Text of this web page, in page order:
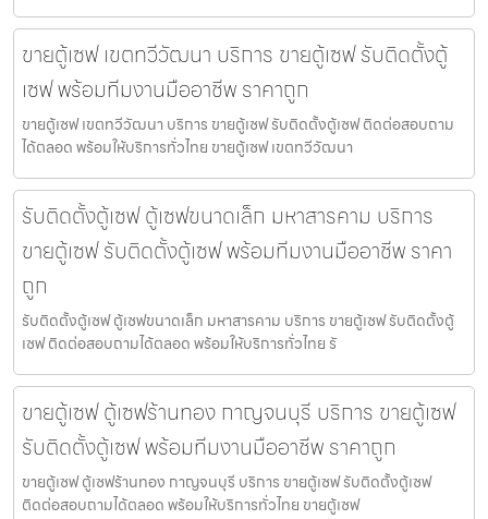
ขายตู้เซฟ เขตทวีวัฒนา บริการ ขายตู้เซฟ รับติดตั้งตู้
เซฟ พร้อมทีมงานมืออาชีพ ราคาถูก
ขายตู้เซฟ เขตทวีวัฒนา บริการ ขายตู้เซฟ รับติดตั้งตู้เซฟ ติดต่อสอบถาม
ได้ตลอด พร้อมให้บริการทั่วไทย ขายตู้เซฟ เขตทวีวัฒนา
รับติดตั้งตู้เซฟ ตู้เซฟขนาดเล็ก มหาสารคาม บริการ
ขายตู้เซฟ รับติดตั้งตู้เซฟ พร้อมทีมงานมืออาชีพ ราคา
ถูก
รับติดตั้งตู้เซฟ ตู้เซฟขนาดเล็ก มหาสารคาม บริการ ขายตู้เซฟ รับติดตั้งตู้
เซฟ ติดต่อสอบถามได้ตลอด พร้อมให้บริการทั่วไทย รั
ขายตู้เซฟ ตู้เซฟร้านทอง กาญจนบุรี บริการ ขายตู้เซฟ
รับติดตั้งตู้เซฟ พร้อมทีมงานมืออาชีพ ราคาถูก
ขายตู้เซฟ ตู้เซฟร้านทอง กาญจนบุรี บริการ ขายตู้เซฟ รับติดตั้งตู้เซฟ
ติดต่อสอบถามได้ตลอด พร้อมให้บริการทั่วไทย ขายตู้เซฟ